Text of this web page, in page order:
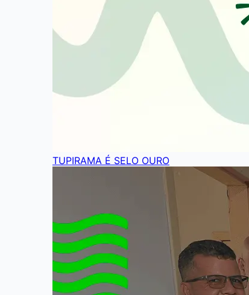
TUPIRAMA É SELO OURO